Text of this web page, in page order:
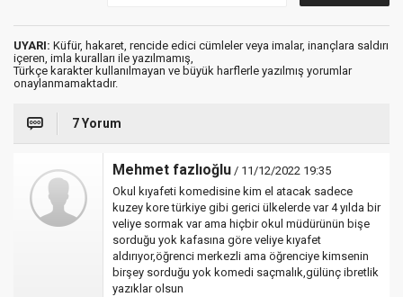
UYARI: Küfür, hakaret, rencide edici cümleler veya imalar, inançlara saldırı
içeren, imla kuralları ile yazılmamış,
Türkçe karakter kullanılmayan ve büyük harflerle yazılmış yorumlar
onaylanmamaktadır.
7 Yorum
Mehmet fazlıoğlu / 11/12/2022 19:35
Okul kıyafeti komedisine kim el atacak sadece
kuzey kore türkiye gibi gerici ülkelerde var 4 yılda bir
veliye sormak var ama hiçbir okul müdürünün bişe
sorduğu yok kafasına göre veliye kıyafet
aldırıyor,öğrenci merkezli ama öğrenciye kimsenin
birşey sorduğu yok komedi saçmalık,gülünç ibretlik
yazıklar olsun